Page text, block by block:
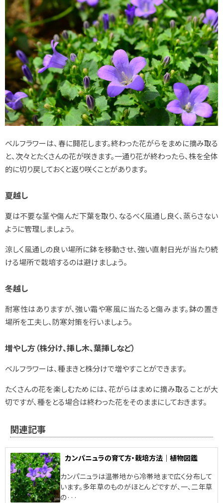
ベルフラワーは、春に開花します。終わった花がらをまめに摘み取る
と、次々とたくさんの花が咲きます。一通り花が終わったら、株を全体
的に切り戻しておくと返り咲くことがあります。
夏越し
夏は不要な茎や傷んだ下葉を取り、なるべく風通し良く、蒸らさない
ように管理しましょう。
涼しく風通しの良い場所に鉢を移動させ、強い直射日光が当たり続
ける場所で栽培するのは避けましょう。
冬越し
耐寒性はありますが、強い霜や寒風に当たると傷みます。鉢の置き
場所を工夫し、防寒対策を行いましょう。
増やし方（株分け、挿し木、葉挿しなど）
ベルフラワーは、種まきと株分けで増やすことができます。
たくさんの花を楽しむためには、花がらはまめに摘み取ることが大
切ですが、種をとる場合は終わった花をそのままにしておきます。
関連記事
カンパニュラの育て方・栽培方法｜植物図鑑
カンパニュラは温帯地から冷帯地まで広く分布して
います。多年草のものがほとんどですが、一、二年草
の···